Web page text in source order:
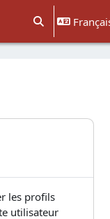
Activer/
les profils
utilisateur